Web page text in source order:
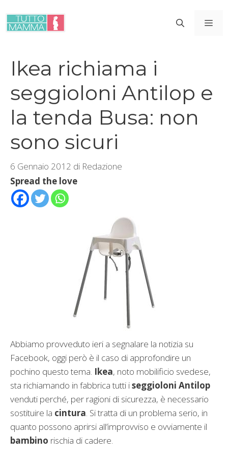
contenuto
Ikea richiama i
seggioloni Antilop e
la tenda Busa: non
sono sicuri
6 Gennaio 2012 di Redazione
Spread the love
Abbiamo provveduto ieri a segnalare la notizia su
Facebook, oggi però è il caso di approfondire un
pochino questo tema. Ikea, noto mobilificio svedese,
sta richiamando in fabbrica tutti iseggioloni Antilop
venduti perché, per ragioni di sicurezza, è necessario
sostituire la cintura . Si tratta di un problema serio, in
quanto possono aprirsi all’improvviso e ovviamente il
bambino rischia di cadere.